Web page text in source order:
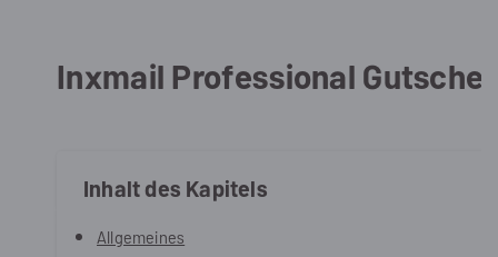
Inxmail Professional
Inhalt des Kapitels
Allgemeines